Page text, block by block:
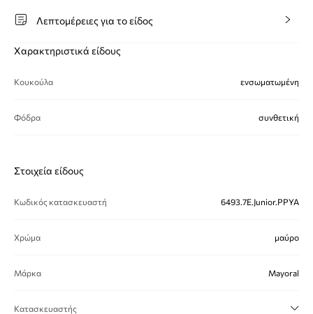
Λεπτομέρειες για το είδος
Χαρακτηριστικά είδους
Κουκούλα ενσωματωμένη
Φόδρα συνθετική
Στοιχεία είδους
Κωδικός κατασκευαστή 6493.7E.Junior.PPYA
Χρώμα μαύρο
Μάρκα Mayoral
Κατασκευαστής